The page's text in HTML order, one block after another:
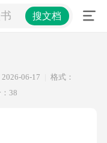
搜文档
2026-06-17
格式：
38